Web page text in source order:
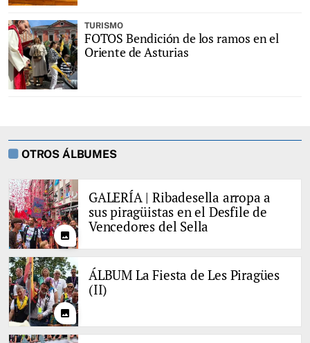
TURISMO
FOTOS Bendición de los ramos en el
Oriente de Asturias
OTROS ÁLBUMES
photo
GALERÍA | Ribadesella arropa a
sus piragüistas en el Desfile de
Vencedores del Sella
photo
ÁLBUM La Fiesta de Les Piragües
(II)